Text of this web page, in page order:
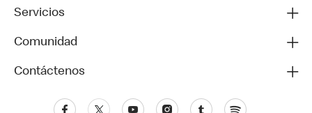
Servicios
Comunidad
Contáctenos